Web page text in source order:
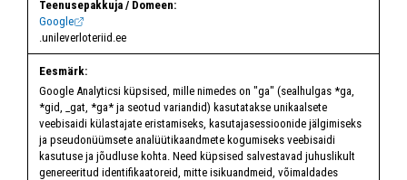
Google
.unileverloteriid.ee
Google Analyticsi küpsised, mille nimedes on "ga" (sealhulgas *ga,
*gid, _gat, *ga* ja seotud variandid) kasutatakse unikaalsete
veebisaidi külastajate eristamiseks, kasutajasessioonide jälgimiseks
ja pseudonüümsete analüütikaandmete kogumiseks veebisaidi
kasutuse ja jõudluse kohta. Need küpsised salvestavad juhuslikult
genereeritud identifikaatoreid, mitte isikuandmeid, võimaldades